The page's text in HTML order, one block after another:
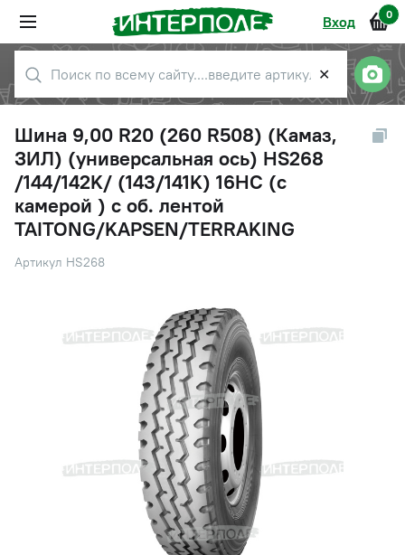
Вход 0
✕
Шина 9,00 R20 (260 R508) (Камаз,
ЗИЛ) (универсальная ось) HS268
/144/142K/ (143/141K) 16НС (с
камерой ) с об. лентой
TAITONG/KAPSEN/TERRAKING
Артикул HS268